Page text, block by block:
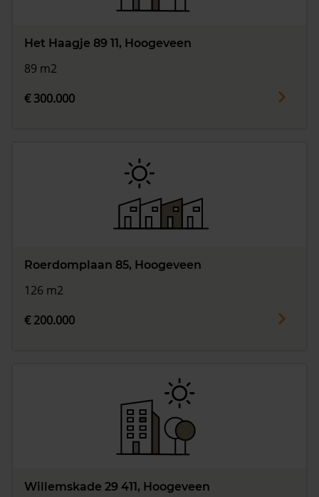
Het Haagje 89 11, Hoogeveen
89 m2
€ 300.000
Roerdomplaan 85, Hoogeveen
126 m2
€ 200.000
Willemskade 29 411, Hoogeveen